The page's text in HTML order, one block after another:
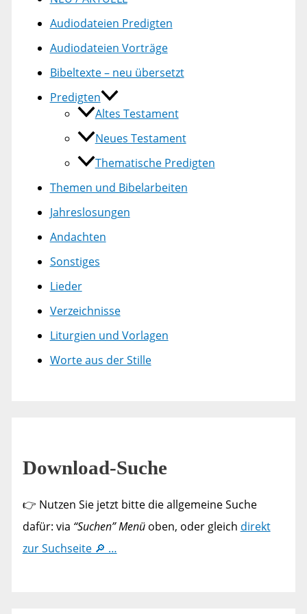
Audiodateien Predigten
Audiodateien Vorträge
Bibeltexte – neu übersetzt
Predigten
Altes Testament
Neues Testament
Thematische Predigten
Themen und Bibelarbeiten
Jahreslosungen
Andachten
Sonstiges
Lieder
Verzeichnisse
Liturgien und Vorlagen
Worte aus der Stille
Download-Suche
👉 Nutzen Sie jetzt bitte die allgemeine Suche
dafür: via “Suchen” Menüoben, oder gleich direkt
zur Suchseite 🔎 …